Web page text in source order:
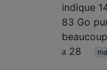
indique
83 Go
28